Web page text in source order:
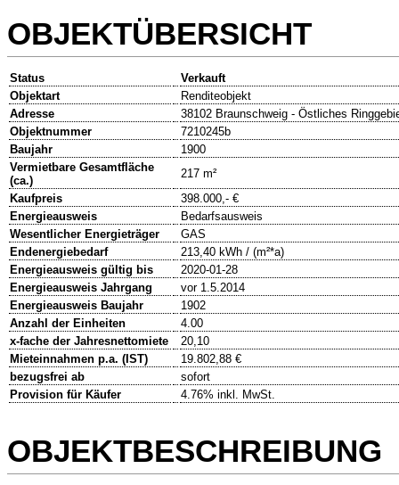
OBJEKTÜBERSICHT
Status
Verkauft
Objektart
Renditeobjekt
Adresse
38102 Braunschweig - Östliches
Objektnummer
7210245b
Baujahr
1900
Vermietbare Gesamtfläche
(ca.)
217 m²
Kaufpreis
398.000,- €
Energieausweis
Bedarfsausweis
Wesentlicher Energieträger
GAS
Endenergiebedarf
213,40 kWh / (m²*a)
Energieausweis gültig bis
2020-01-28
Energieausweis Jahrgang
vor 1.5.2014
Energieausweis Baujahr
1902
Anzahl der Einheiten
4.00
x-fache der Jahresnettomiete
20,10
Mieteinnahmen p.a. (IST)
19.802,88 €
bezugsfrei ab
sofort
Provision für Käufer
4.76% inkl. MwSt.
OBJEKTBESCHREIBUNG